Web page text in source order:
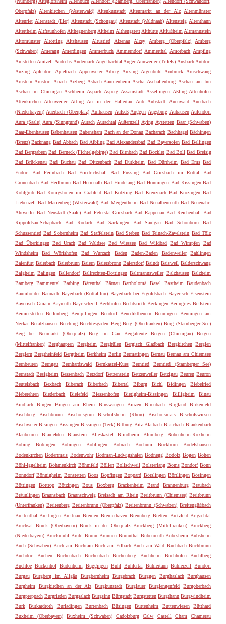
Oberpfalz)
Altenkirchen (Westerwald) Altenkunstadt Altenmarkt an der Alz
Altenmünster
Altenriet Altenstadt (Iller) Altenstadt (Schongau) Altenstadt (Waldnaab) Altensteig Altenthann
Altertheim Altfraunhofen Althegnenberg Altheim Althengstett Althütte Altlußheim Altmannstein
Altomünster
Altötting Altshausen Altusried Alzenau Alzey Amberg (Oberpfalz)
Amberg
(Schwaben) Amerang Amerdingen Ammerbuch Ammerndorf Ammerthal Amorbach Ampfing
Amstetten Amtzell Andechs Andernach Angelbachtal Anger Annweiler (Trifels) Ansbach Antdorf
Anzing
Apfeldorf Apfeltrach Appenweier Arberg Aresing Argenbühl Arnbruck
Arnschwang
Arnstein Arnstorf Arrach Arzberg Asbach-Bäumenheim Ascha Aschaffenburg Aschau am Inn
Aschau im Chiemgau Aschheim Aspach Asperg Assamstadt Asselfingen Aßling Attenhofen
Attenkirchen
Attenweiler Atting Au in der Hallertau Aub Aubstadt Auenwald
Auerbach
(Niederbayern) Auerbach (Oberpfalz) Aufhausen Aufseß Auggen Augsburg Auhausen Aulendorf
Aura (Saale) Aura (Sinngrund) Aurach Aurachtal Außernzell Aying Aystetten Baar (Schwaben)
Baar-Ebenhausen Babenhausen Babensham Bach an der Donau Bacharach Bachhagel Bächingen
(Brenz) Backnang Bad Abbach Bad Aibling Bad Alexandersbad Bad Bayersoien Bad Bellingen
Bad Bergzabern Bad Berneck (Fichtelgebirge) Bad Birnbach Bad Bocklet Bad Boll Bad Breisig
Bad Brückenau Bad Buchau Bad Ditzenbach Bad Dürkheim Bad Dürrheim Bad Ems Bad
Endorf
Bad Feilnbach Bad Friedrichshall Bad Füssing Bad Griesbach im Rottal
Bad
Grönenbach Bad Heilbrunn Bad Herrenalb Bad Hindelang Bad Hönningen Bad Kissingen Bad
Kohlgrub Bad Königshofen im Grabfeld Bad Kötzting Bad Kreuznach Bad Krozingen Bad
Liebenzell Bad Marienberg (Westerwald) Bad Mergentheim Bad Neualbenreuth Bad Neuenahr-
Ahrweiler Bad Neustadt (Saale) Bad Peterstal-Griesbach Bad Rappenau Bad Reichenhall Bad
Rippoldsau-Schapbach
Bad Rodach Bad Säckingen Bad Saulgau Bad Schönborn
Bad
Schussenried Bad Sobernheim Bad Staffelstein Bad Steben Bad Teinach-Zavelstein Bad Tölz
Bad Überkingen Bad Urach Bad Waldsee Bad Wiessee Bad Wildbad Bad Wimpfen
Bad
Windsheim
Bad Wörishofen Bad Wurzach Baden Baden-Baden Badenweiler
Bahlingen
Baienfurt Baierbach Baierbrunn Baiern Baiersbronn Baiersdorf Baindt Baisweil Balderschwang
Balgheim Balingen Ballendorf Ballrechten-Dottingen Baltmannsweiler Balzhausen Balzheim
Bamberg
Bammental Barbing Bärenthal Bärnau Bartholomä Basel Bastheim
Baudenbach
Baumholder Baunach Bayerbach (Rottal-Inn) Bayerbach bei Ergoldsbach Bayerisch Eisenstein
Bayerisch Gmain Bayreuth Bayrischzell Bechhofen Bechtsrieth Beckingen Beilngries Beilstein
Beimerstetten
Bellenberg Bempflingen Bendorf Benediktbeuern Benningen
Benningen am
Neckar Beratzhausen Berching Berchtesgaden Berg Berg (Oberfranken) Berg (Starnberger See)
Berg bei Neumarkt (Oberpfalz)
Berg im Gau Bergatreute Bergen (Chiemgau)
Bergen
(Mittelfranken)
Berghaupten Bergheim Berghülen Bergisch Gladbach Bergkirchen
Berglen
Berglern Bergrheinfeld Bergtheim Berkheim Berlin Bermatingen Bernau Bernau am Chiemsee
Bernbeuren
Berngau Bernhardswald Bernkastel-Kues Bernried
Bernried (Starnberger See)
Bernstadt Besigheim Bessenbach Betzdorf Betzenstein Betzenweiler Betzigau Beuren Beuron
Beutelsbach
Bexbach Biberach Biberbach Bibertal Biburg Bichl Bidingen
Biebelried
Bieberehren
Biederbach Bielefeld Biessenhofen Bietigheim-Bissingen Billigheim
Binau
Bindlach
Bingen Bingen am Rhein Binswangen Binzen Birenbach Birgland
Birkenfeld
Bischberg
Bischbrunn Bischofsgrün Bischofsheim (Rhön) Bischofsmais
Bischofswiesen
Bischweier Bisingen Bissingen Bissingen (Teck) Bitburg Bitz Blaibach Blaichach Blankenbach
Blaubeuren
Blaufelden Blaustein Blieskastel Blindheim Blumberg
Bobenheim-Roxheim
Böbing
Bobingen Böbingen Böblingen Böbrach Bochum Bockhorn
Bodelshausen
Bodenkirchen Bodenmais Bodenwöhr Bodman-Ludwigshafen Bodnegg Bodolz Bogen Böhen
Böhl-Iggelheim Böhmenkirch Böhmfeld Böllen Bollschweil Bolsterlang Boms Bondorf Bonn
Bonndorf Bönnigheim Bonstetten Boos Bopfingen Boppard Börslingen Börtlingen Bösingen
Böttingen
Bottrop Bötzingen Bous Boxberg Brackenheim Brand Brannenburg
Braubach
Bräunlingen Braunsbach Braunschweig Breisach am Rhein Breitbrunn (Chiemsee) Breitbrunn
(Unterfranken) Breitenberg Breitenbrunn (Oberpfalz) Breitenbrunn (Schwaben) Breitengüßbach
Breitenthal Breitingen Breitnau Bremen Bremerhaven Brennberg Bretten Bretzfeld Brigachtal
Bruchsal
Bruck (Oberbayern) Bruck in der Oberpfalz Bruckberg (Mittelfranken) Bruckberg
(Niederbayern) Bruckmühl Brühl Brunn Brunnen Brunnthal Bubenreuth Bubesheim Bubsheim
Buch (Schwaben) Buch am Buchrain Buch am Erlbach Buch am Wald Buchbach Buchbrunn
Buchdorf
Buchen Buchenbach Büchenbach Buchenberg Buchheim Buchhofen
Büchlberg
Buchloe Buckenhof Budenheim Buggingen Bühl Bühlertal Bühlertann Bühlerzell
Bundorf
Burgau
Burgberg im Allgäu Burgbernheim Burgebrach Burggen Burghaslach
Burghausen
Burgheim
Burgkirchen an der Alz Burgkunstadt Burglauer Burglengenfeld
Burgoberbach
Burgpreppach Burgrieden Burgsalach Burgsinn Bürgstadt Burgstetten Burgthann Burgwindheim
Burk
Burkardroth Burladingen Burtenbach Büsingen Buttenheim Buttenwiesen
Bütthard
Buxheim (Oberbayern)
Buxheim (Schwaben) Cadolzburg Calw Castell Cham
Chamerau